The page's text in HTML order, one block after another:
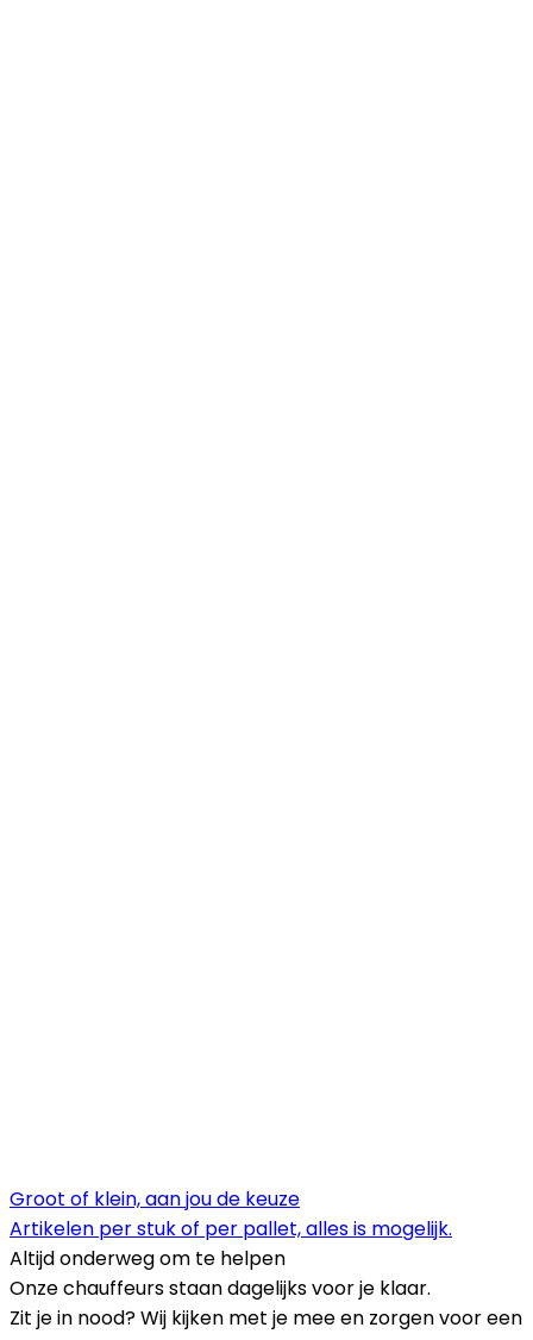
Groot of klein, aan jou de keuze
Artikelen per stuk of per pallet, alles is mogelijk.
Altijd onderweg om te helpen
Onze chauffeurs staan dagelijks voor je klaar.
Zit je in nood? Wij kijken met je mee en zorgen voor een